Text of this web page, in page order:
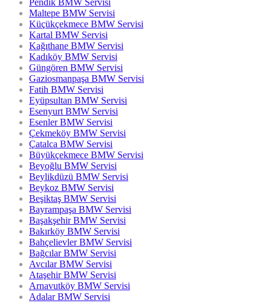
Pendik BMW Servisi
Maltepe BMW Servisi
Küçükçekmece BMW Servisi
Kartal BMW Servisi
Kağıthane BMW Servisi
Kadıköy BMW Servisi
Güngören BMW Servisi
Gaziosmanpaşa BMW Servisi
Fatih BMW Servisi
Eyüpsultan BMW Servisi
Esenyurt BMW Servisi
Esenler BMW Servisi
Çekmeköy BMW Servisi
Çatalca BMW Servisi
Büyükçekmece BMW Servisi
Beyoğlu BMW Servisi
Beylikdüzü BMW Servisi
Beykoz BMW Servisi
Beşiktaş BMW Servisi
Bayrampaşa BMW Servisi
Başakşehir BMW Servisi
Bakırköy BMW Servisi
Bahçelievler BMW Servisi
Bağcılar BMW Servisi
Avcılar BMW Servisi
Ataşehir BMW Servisi
Arnavutköy BMW Servisi
Adalar BMW Servisi